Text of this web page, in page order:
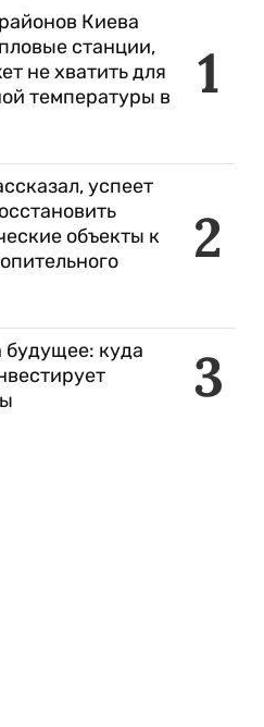
1
Киева
станции,
не хватить для
температуры в
2
успеет
объекты к
3
будущее: куда